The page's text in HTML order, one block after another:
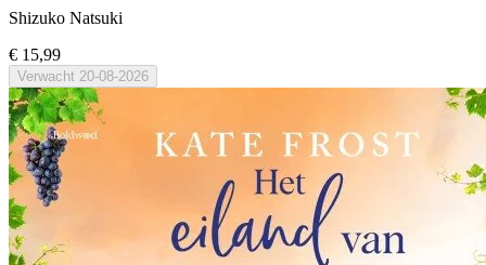
Shizuko Natsuki
€ 15,99
Verwacht 20-08-2026